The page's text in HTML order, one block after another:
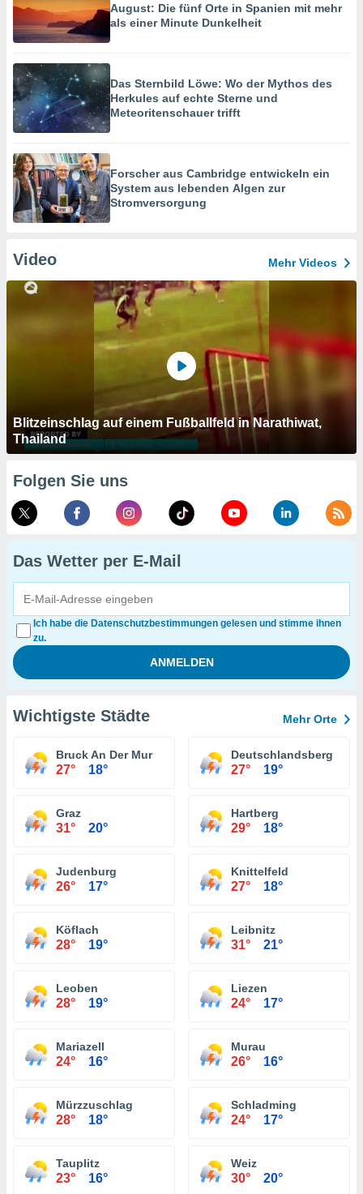
August: Die fünf Orte in Spanien mit mehr
als einer Minute Dunkelheit
Das Sternbild Löwe: Wo der Mythos des
Herkules auf echte Sterne und
Meteoritenschauer trifft
Forscher aus Cambridge entwickeln ein
System aus lebenden Algen zur
Stromversorgung
Video Mehr Videos
Blitzeinschlag auf einem Fußballfeld in Narathiwat,
Thailand
Folgen Sie uns
Das Wetter per E-Mail
Ich habe die Datenschutzbestimmungen gelesen und stimme ihnen
zu.
Wichtigste Städte Mehr Orte
Bruck An Der Mur
27° 18°
Deutschlandsberg
27° 19°
Graz
31° 20°
Hartberg
29° 18°
Judenburg
26° 17°
Knittelfeld
27° 18°
Köflach
28° 19°
Leibnitz
31° 21°
Leoben
28° 19°
Liezen
24° 17°
Mariazell
24° 16°
Murau
26° 16°
Mürzzuschlag
28° 18°
Schladming
24° 17°
Tauplitz
23° 16°
Weiz
30° 20°